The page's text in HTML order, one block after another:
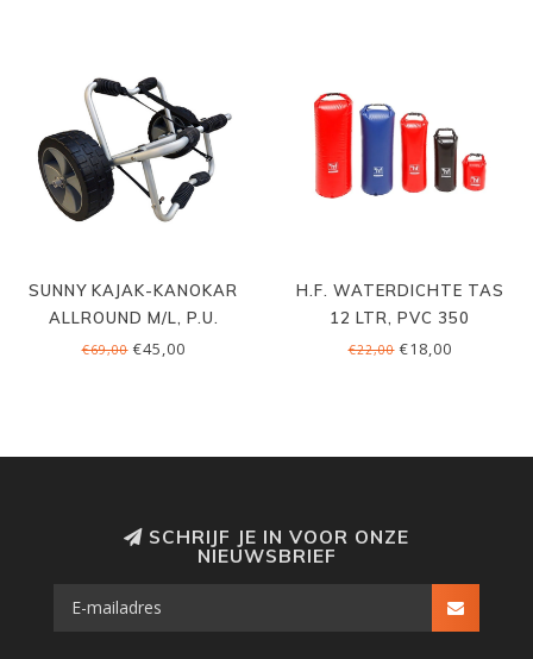
SUNNY KAJAK-KANOKAR
ALLROUND M/L, P.U.
€69,00€45,00
H.F. WATERDICHTE TAS
12 LTR, PVC 350
€22,00€18,00
SCHRIJF JE IN VOOR ONZE
NIEUWSBRIEF